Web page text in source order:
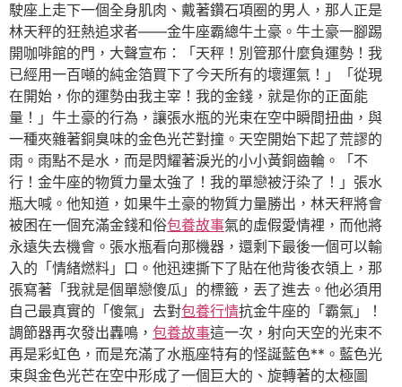
駛座上走下一個全身肌肉、戴著鑽石項圈的男人，那人正是
林天秤的狂熱追求者——金牛座霸總牛土豪。牛土豪一腳踢
開咖啡館的門，大聲宣布：「天秤！別管那什麼負運勢！我
已經用一百噸的純金箔買下了今天所有的壞運氣！」「從現
在開始，你的運勢由我主宰！我的金錢，就是你的正面能
量！」牛土豪的行為，讓張水瓶的光束在空中瞬間扭曲，與
一種夾雜著銅臭味的金色光芒對撞。天空開始下起了荒謬的
雨。雨點不是水，而是閃耀著淚光的小小黃銅齒輪。「不
行！金牛座的物質力量太強了！我的單戀被汙染了！」張水
瓶大喊。他知道，如果牛土豪的物質力量勝出，林天秤將會
被困在一個充滿金錢和俗包養故事氣的虛假愛情裡，而他將
永遠失去機會。張水瓶看向那機器，還剩下最後一個可以輸
入的「情緒燃料」口。他迅速撕下了貼在他背後衣領上，那
張寫著「我就是個單戀傻瓜」的標籤，丟了進去。他必須用
自己最真實的「傻氣」去對包養行情抗金牛座的「霸氣」！
調節器再次發出轟鳴， 包養故事這一次，射向天空的光束不
再是彩虹色，而是充滿了水瓶座特有的怪誕藍色**。藍色光
束與金色光芒在空中形成了一個巨大的、旋轉著的太極圖